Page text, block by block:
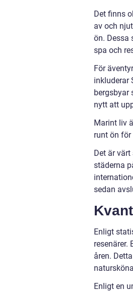
Det finns
av och
ön. Dessa
spa och
För
inkluderar
bergsbyar
nytt att
Marint liv
runt ön
Det är
städerna
sedan
Enligt
resenärer.
åren.
Enligt en